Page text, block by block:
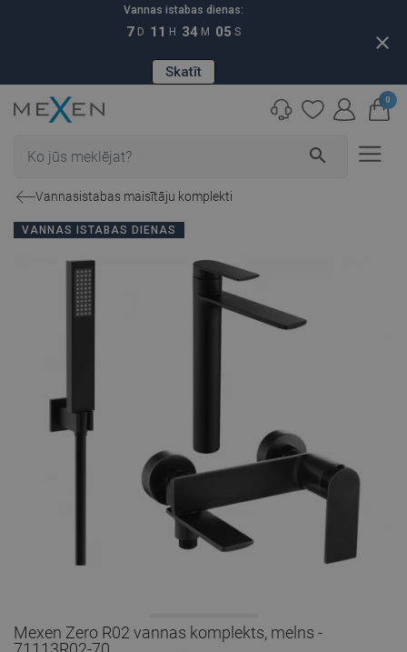
Vannas istabas dienas:
7 D 11 H 34 M 04 S
Skatīt
close
search
0
Vannasistabas maisītāju komplekti
VANNAS ISTABAS DIENAS
Mexen Zero R02 vannas komplekts, melns -